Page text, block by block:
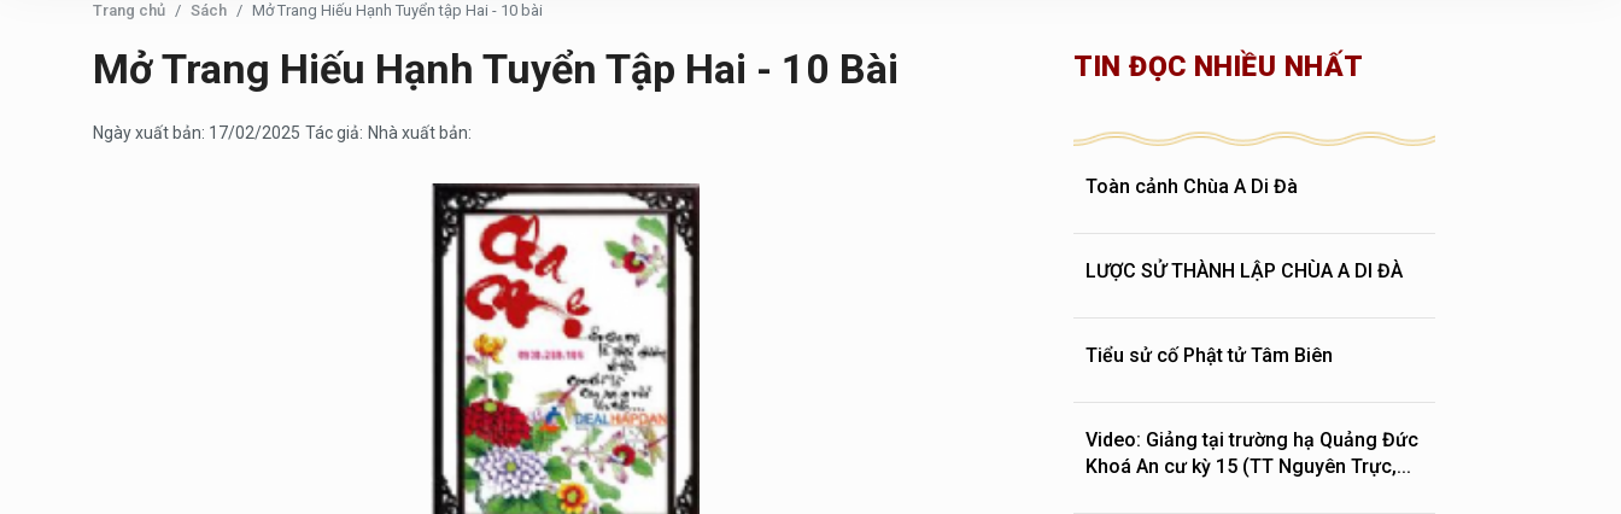
Trang chủ Sách Mở Trang Hiếu Hạnh Tuyển tập Hai - 10 bài
Mở Trang Hiếu Hạnh Tuyển Tập Hai - 10 Bài
Ngày xuất bản: 17/02/2025 Tác giả: Nhà xuất bản:
TIN ĐỌC NHIỀU NHẤT
Toàn cảnh Chùa A Di Đà
LƯỢC SỬ THÀNH LẬP CHÙA A DI ĐÀ
Tiểu sử cố Phật tử Tâm Biên
Video: Giảng tại trường hạ Quảng Đức
Khoá An cư kỳ 15 (TT Nguyên Trực,...